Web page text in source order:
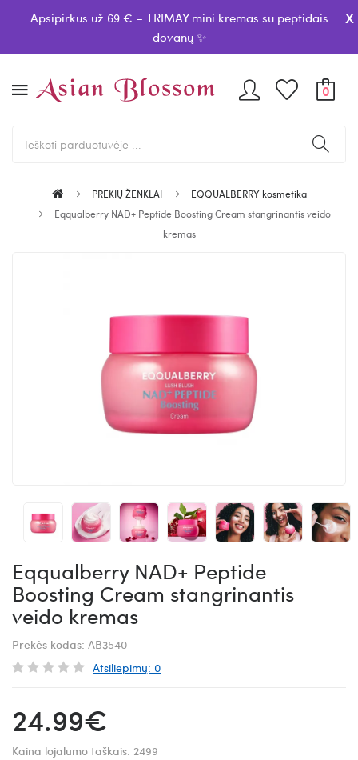
Apsipirkus už 69 € – TRIMAY mini kremas su peptidais
dovanų ✨
x
0
PREKIŲ ŽENKLAI
EQQUALBERRY kosmetika
Eqqualberry NAD+ Peptide Boosting Cream stangrinantis veido
kremas
Eqqualberry NAD+ Peptide
Boosting Cream stangrinantis
veido kremas
Prekės kodas: AB3540
Atsiliepimų: 0
24.99€
Kaina lojalumo taškais: 2499